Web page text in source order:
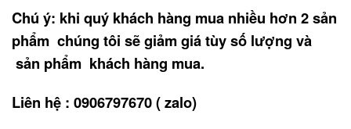
Chú ý: khi quý khách hàng mua nhiều hơn 2 sản
phẩm chúng tôi sẽ giảm giá tùy số lượng và
sản phẩm khách hàng mua.
Liên hệ : 0906797670 ( zalo)